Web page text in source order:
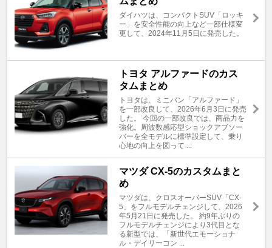
ダイハツは、コンパクトSUV「ロッキ
ー」を安全性能の向上など一部仕様変
更して、2024年11月5日に発売した。
トヨタ アルファードのカス
タムまとめ
トヨタは、ミニバン「アルファード」
を一部改良して、2026年6月3日に発売
した。 今回の一部改良では、商品力を
強化。周波数感応型ショックアブソー
バーを全モデルに標準設定して、乗り
心地の向上を図って ...
マツダ CX-5のカスタムまと
め
マツダは、クロスオーバーSUV「CX-
5」をフルモデルチェンジして、2026
年5月21日に発売した。 約9年ぶりの
フルモデルチェンジにより3代目とな
る新型では、「新世代エモーショナ
ル・デイリーコン ...